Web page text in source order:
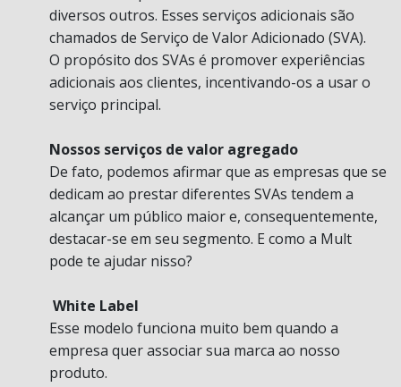
diversos outros. Esses serviços adicionais são
chamados de Serviço de Valor Adicionado (SVA).
O propósito dos SVAs é promover experiências
adicionais aos clientes, incentivando-os a usar o
serviço principal.
Nossos serviços de valor agregado
De fato, podemos afirmar que as empresas que se
dedicam ao prestar diferentes SVAs tendem a
alcançar um público maior e, consequentemente,
destacar-se em seu segmento. E como a Mult
pode te ajudar nisso?
White Label
Esse modelo funciona muito bem quando a
empresa quer associar sua marca ao nosso
produto.